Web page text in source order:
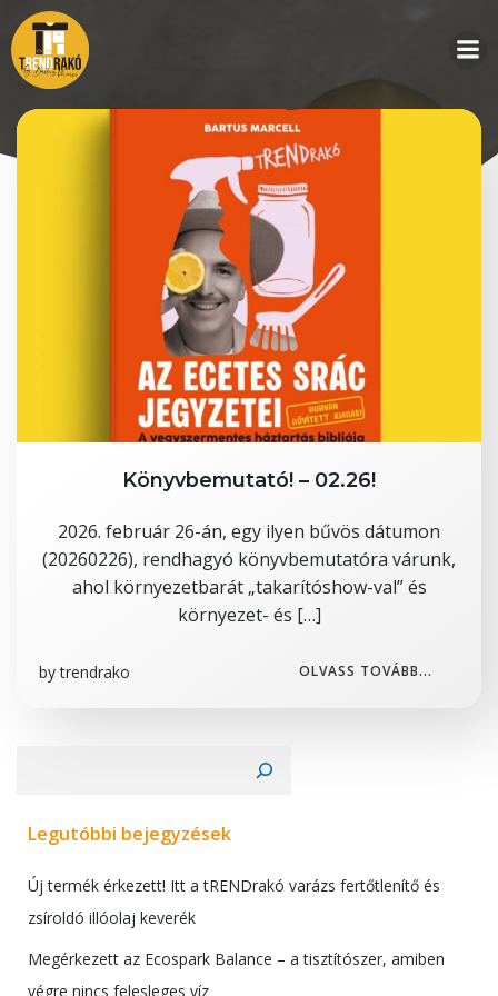
Posts in booklab
Könyvbemutató! – 02.26!
2026. február 26-án, egy ilyen bűvös dátumon
(20260226), rendhagyó könyvbemutatóra várunk,
ahol környezetbarát „takarítóshow-val” és
környezet- és […]
by trendrako OLVASS TOVÁBB...
Legutóbbi bejegyzések
Új termék érkezett! Itt a tRENDrakó varázs fertőtlenítő és
zsíroldó illóolaj keverék
Megérkezett az Ecospark Balance – a tisztítószer, amiben
végre nincs felesleges víz